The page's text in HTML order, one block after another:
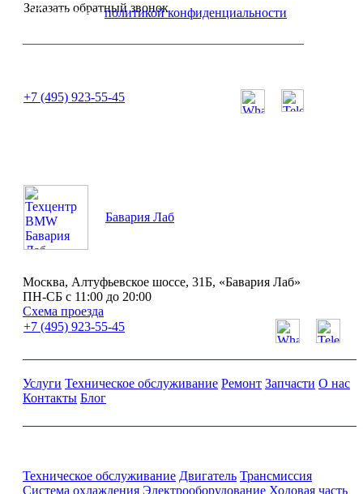
Заказать обратный звонок
Я согласен сполитикой конфиденциальности
+7 (495) 923-55-45
Бавария Лаб
Москва, Алтуфьевское шоссе, 31Б, «Бавария Лаб»
ПН-СБ с 11:00 до 20:00
Схема проезда
+7 (495) 923-55-45
Услуги Техническое обслуживание Ремонт Запчасти О нас
Контакты Блог
Техническое обслуживание Двигатель Трансмиссия
Система охлаждения Электрооборудование Ходовая часть